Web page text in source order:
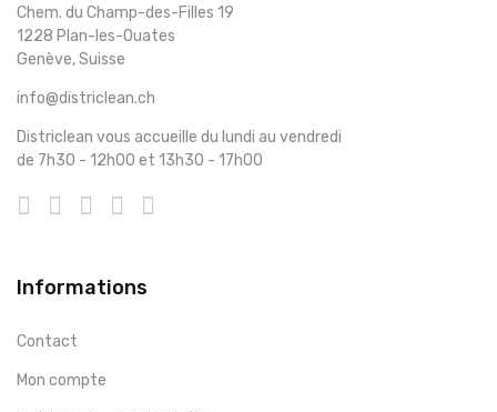
Chem. du Champ-des-Filles 19
1228 Plan-les-Ouates
Genève, Suisse
info@districlean.ch
Districlean vous accueille du lundi au vendredi
de 7h30 - 12h00 et 13h30 - 17h00
Informations
Contact
Mon compte